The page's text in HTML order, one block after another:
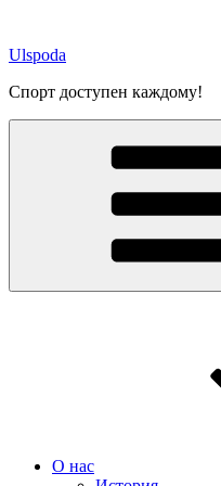
содержимому
Ulspoda
Спорт доступен каждому!
О нас